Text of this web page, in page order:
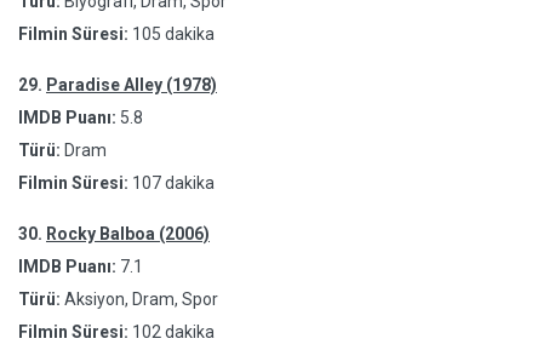
Filmin Süresi: 105 dakika
29. Paradise Alley (1978)
IMDB Puanı: 5.8
Türü: Dram
Filmin Süresi: 107 dakika
30. Rocky Balboa (2006)
IMDB Puanı: 7.1
Türü: Aksiyon, Dram, Spor
Filmin Süresi: 102 dakika